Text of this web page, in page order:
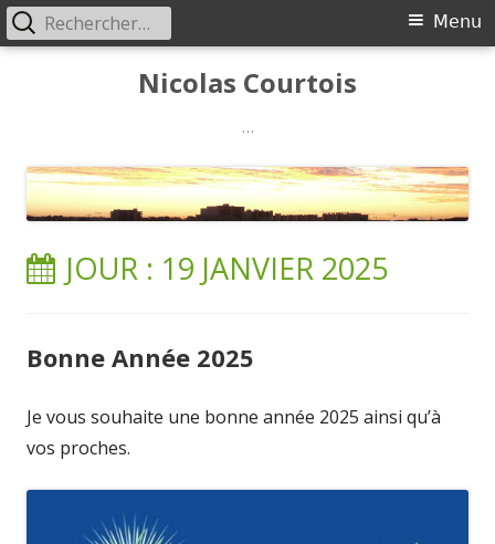
Nicolas Courtois
…
Menu
Menu
Rechercher :
JOUR : 19 JANVIER 2025
Bonne Année 2025
Je vous souhaite une bonne année 2025 ainsi qu’à
vos proches.